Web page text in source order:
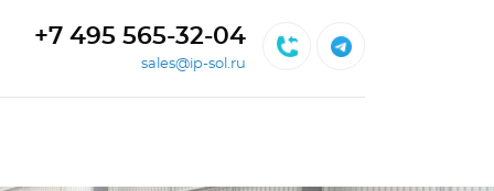
+7 495 565-32-04
sales@ip-sol.ru